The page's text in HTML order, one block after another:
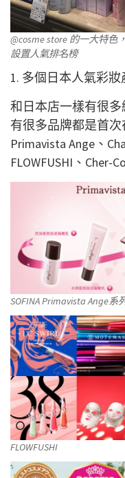
@cosme store 的一大特
設置人氣排名榜
1. 多個日本人氣彩
和日本店一樣有很
有很多品牌都是首次
Primavista Ange、
FLOWFUSHI、Cher-
SOFINA Primavista Ange系
FLOWFUSHI